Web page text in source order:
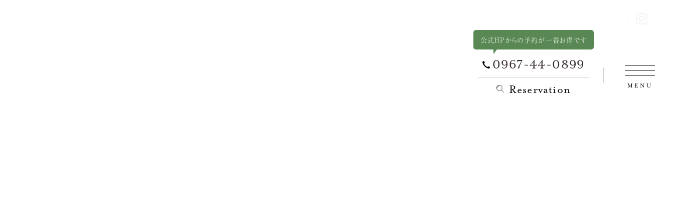
公式HPからの予約が一番お得です
0967-44-0899
Reservation MENU